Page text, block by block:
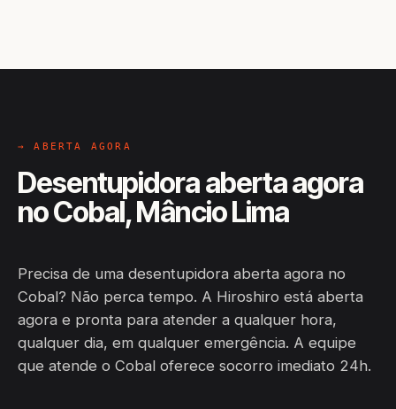
→ ABERTA AGORA
Desentupidora aberta agora
no Cobal, Mâncio Lima
Precisa de uma desentupidora aberta agora no
Cobal? Não perca tempo. A Hiroshiro está aberta
agora e pronta para atender a qualquer hora,
qualquer dia, em qualquer emergência. A equipe
que atende o Cobal oferece socorro imediato 24h.